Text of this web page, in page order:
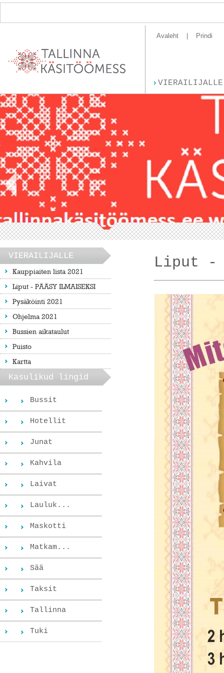
Avaleht Prindi
VIERAILIJALLE
VIERAILIJALLE
Kauppiaiten lista 2021
Liput - PÄÄSY ILMAISEKSI
Pysäköinti 2021
Ohjelma 2021
Bussien aikataulut
Puisto
Kartta
Kasulikud lingid
Bussit
Hotellit
Junat
Kahvila
Laivat
Lauluk...
Maskotti
Matkam...
Sää
Taksit
Tallinna
Tuki
Liput -